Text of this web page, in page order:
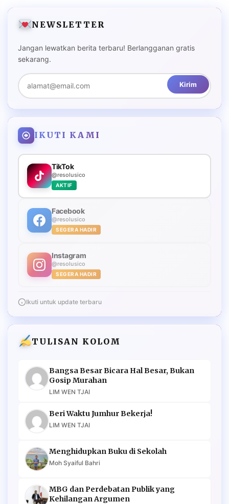
NEWSLETTER
Jangan lewatkan berita terbaru! Berlangganan gratis
sekarang.
Kirim
IKUTI KAMI
TikTok
@resolusico
AKTIF
Facebook
@resolusico
SEGERA HADIR
Instagram
@resolusico
SEGERA HADIR
Ikuti untuk update terbaru
TULISAN KOLOM
Bangsa Besar Bicara Hal Besar, Bukan
Gosip Murahan
LIM WEN TJAI
Beri Waktu Jumhur Bekerja!
LIM WEN TJAI
Menghidupkan Buku di Sekolah
Moh Syaiful Bahri
MBG dan Perdebatan Publik yang
Kehilangan Argumen